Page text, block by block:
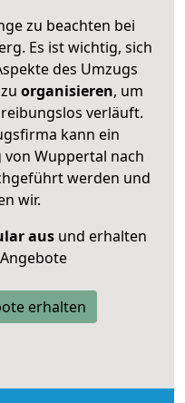
zu beachten bei
Es ist wichtig, sich
des Umzugs
organisieren, um
verläuft.
kann ein
Wuppertal nach
werden und
wir.
ausund erhalten
erhalten